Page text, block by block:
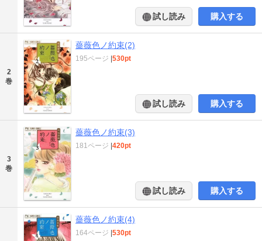
試し読み 購入する
2
巻
薔薇色ノ約束(2)
195ページ |530pt
試し読み 購入する
3
巻
薔薇色ノ約束(3)
181ページ |420pt
試し読み 購入する
薔薇色ノ約束(4)
164ページ |530pt